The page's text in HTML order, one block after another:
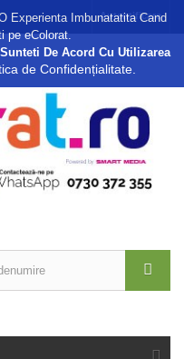
Autentificare
Experienta Imbunatatita Cand
pe eColorat.
De Acord Cu Utilizarea
de Confidențialitate.